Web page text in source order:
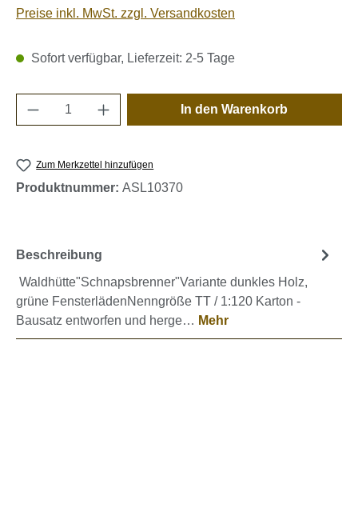
Preise inkl. MwSt. zzgl. Versandkosten
Sofort verfügbar, Lieferzeit: 2-5 Tage
Produkt Anzahl: Gib den gewünschten
In den Warenkorb
Zum Merkzettel hinzufügen
Produktnummer: ASL10370
Beschreibung
Waldhütte"Schnapsbrenner"Variante dunkles Holz,
grüne FensterlädenNenngröße TT / 1:120 Karton -
Bausatz entworfen und herge… Mehr